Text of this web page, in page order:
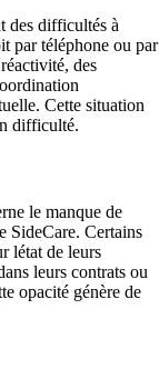
des difficultés à
par téléphone ou par
des
Cette situation
difficulté.
le manque de
SideCare. Certains
létat de leurs
leurs contrats ou
opacité génère de